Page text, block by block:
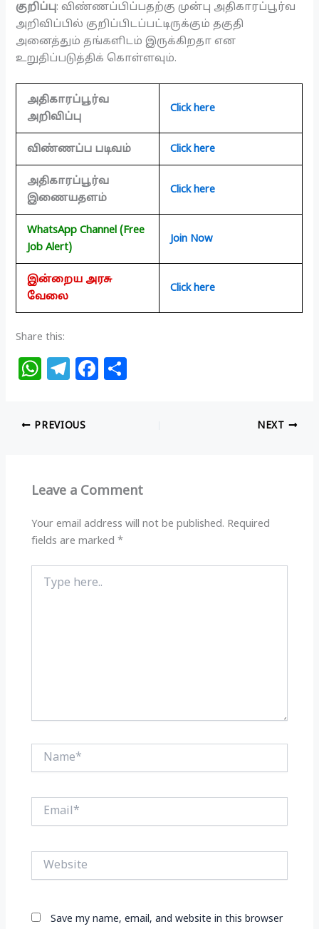
குறிப்பு: விண்ணப்பிப்பதற்கு முன்பு அதிகாரப்பூர்வ
அறிவிப்பில் குறிப்பிடப்பட்டிருக்கும் தகுதி
அனைத்தும் தங்களிடம் இருக்கிறதா என
உறுதிப்படுத்திக் கொள்ளவும்.
அதிகாரப்பூர்வ
அறிவிப்பு
Click here
விண்ணப்ப படிவம் Click here
அதிகாரப்பூர்வ
இணையதளம்
Click here
WhatsApp Channel (Free
Job Alert)
Join Now
இன்றைய அரசு
வேலை
Click here
Share this:
W
at
s
p
T
e
g
m
F
o
k
PREVIOUS NEXT
Leave a Comment
Your email address will not be published. Required
fields are marked*
here..
Name*
Email*
Website
Save my name, email, and website in this browser